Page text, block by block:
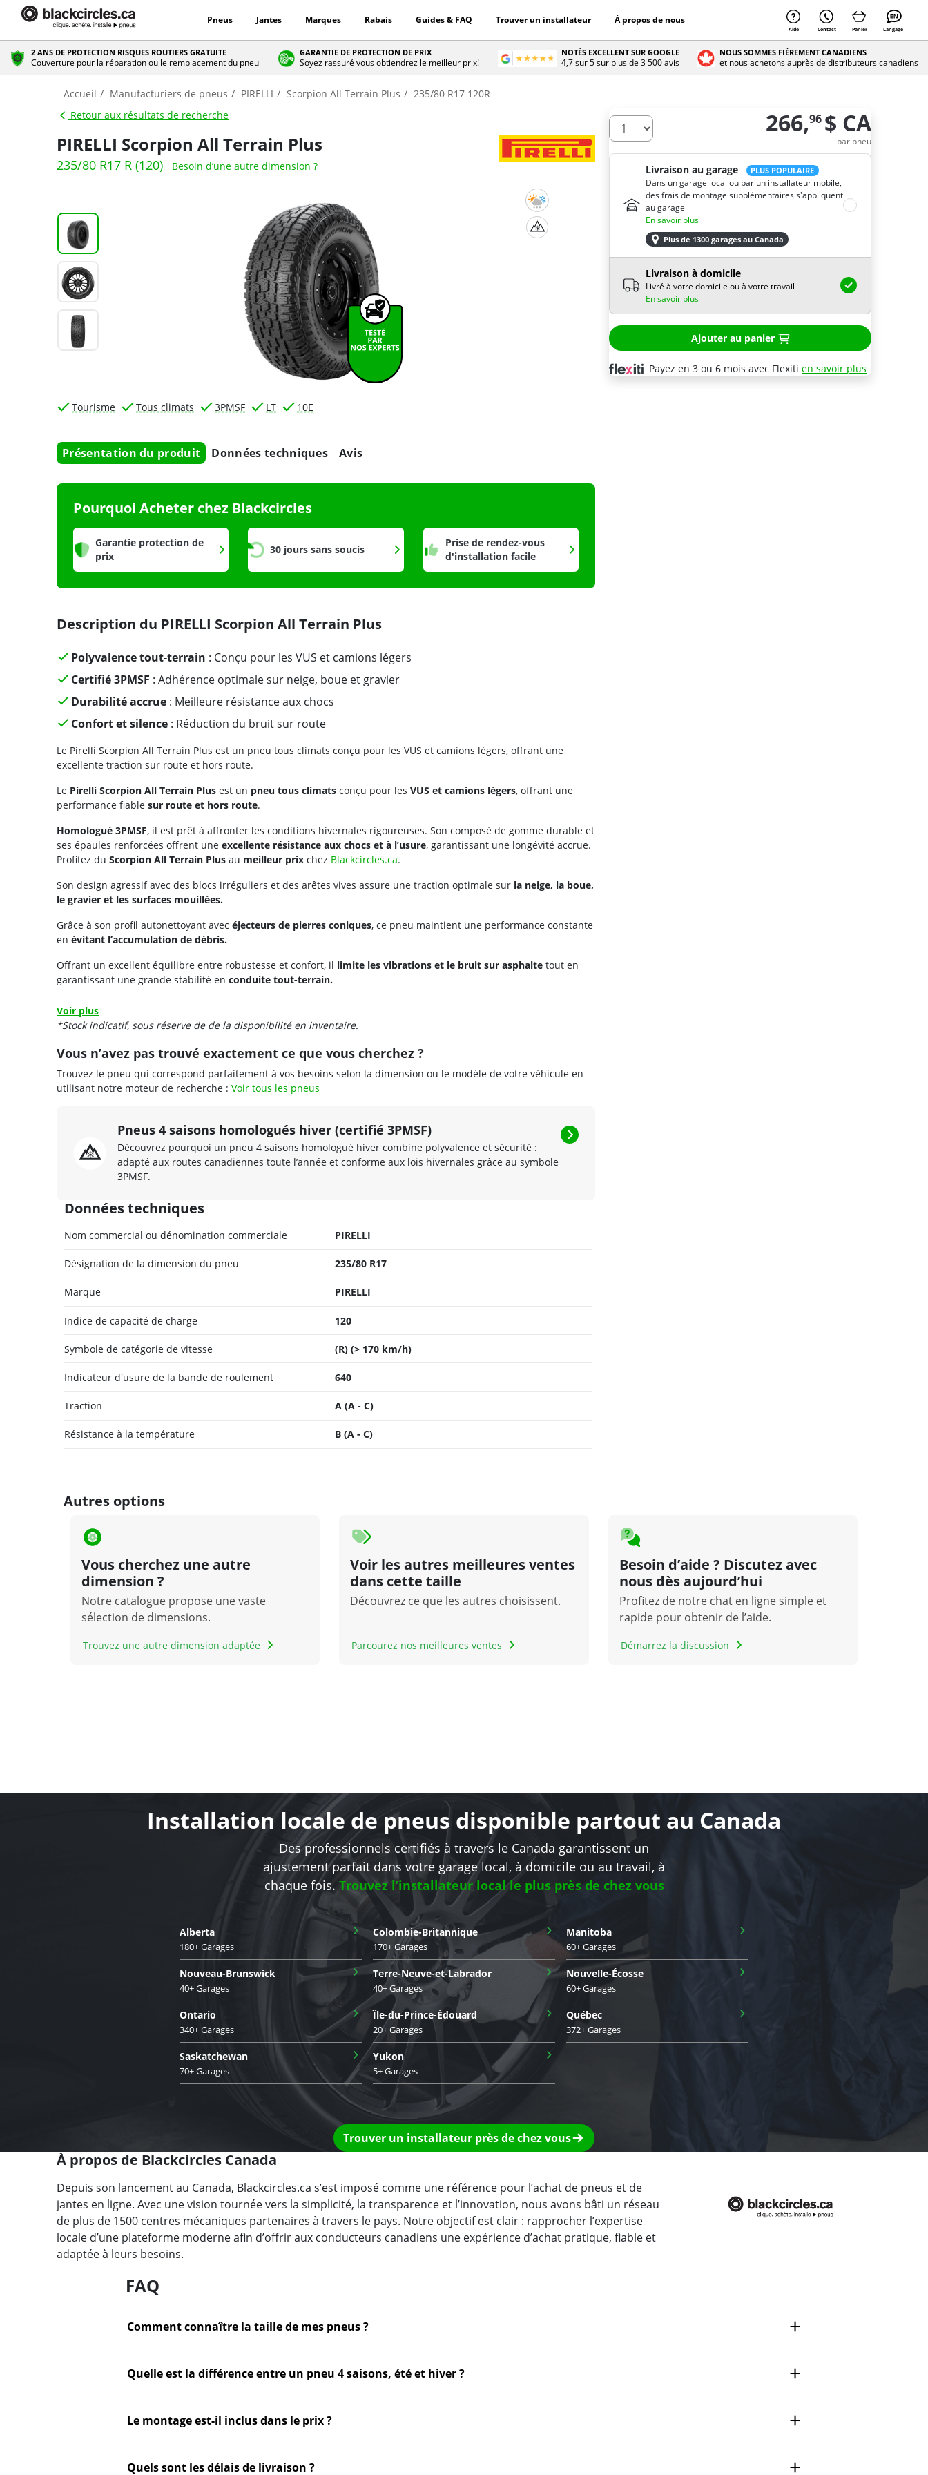
Pneus Jantes Marques Rabais Guides & FAQ Trouver un installateur À propos de nous
Aide Contact Panier Langage
2 ANS DE PROTECTION RISQUES ROUTIERS GRATUITE
Couverture pour la réparation ou le remplacement du pneu
GARANTIE DE PROTECTION DE PRIX
Soyez rassuré vous obtiendrez le meilleur prix!
NOTÉS EXCELLENT SUR GOOGLE
4,7 sur 5 sur plus de 3 500 avis
NOUS SOMMES FIÈREMENT CANADIENS
et nous achetons auprès de distributeurs canadiens
Accueil Manufacturiers de pneus PIRELLI Scorpion All Terrain Plus
235/80 R17 120R
Retour aux résultats de recherche
PIRELLI Scorpion All Terrain Plus
235/80 R17 R (120) Besoin d’une autre dimension ?
Tourisme Tous climats 3PMSF LT 10E
Présentation du produit Données techniques Avis
Pourquoi Acheter chez Blackcircles
Garantie protection de
prix
30 jours sans soucis
Prise de rendez-vous
d'installation facile
Description du PIRELLI Scorpion All Terrain Plus
Polyvalence tout-terrain : Conçu pour les VUS et camions légers
Certifié 3PMSF : Adhérence optimale sur neige, boue et gravier
Durabilité accrue: Meilleure résistance aux chocs
Confort et silence: Réduction du bruit sur route
Le Pirelli Scorpion All Terrain Plus est un pneu tous climats conçu pour les VUS et camions légers, offrant une
excellente traction sur route et hors route.
Le Pirelli Scorpion All Terrain Plus est un pneu tous climats conçu pour les VUS et camions légers, offrant une
performance fiable sur route et hors route.
Homologué 3PMSF, il est prêt à affronter les conditions hivernales rigoureuses. Son composé de gomme durable et
ses épaules renforcées offrent une excellente résistance aux chocs et à l’usure, garantissant une longévité accrue.
Profitez du Scorpion All Terrain Plus au meilleur prix chez Blackcircles.ca.
Son design agressif avec des blocs irréguliers et des arêtes vives assure une traction optimale sur la neige, la boue,
le gravier et les surfaces mouillées.
Grâce à son profil autonettoyant avec éjecteurs de pierres coniques, ce pneu maintient une performance constante
en évitant l’accumulation de débris.
Offrant un excellent équilibre entre robustesse et confort, il limite les vibrations et le bruit sur asphalte tout en
garantissant une grande stabilité en conduite tout-terrain.
Voir plus
*Stock indicatif, sous réserve de de la disponibilité en inventaire.
Vous n’avez pas trouvé exactement ce que vous cherchez ?
Trouvez le pneu qui correspond parfaitement à vos besoins selon la dimension ou le modèle de votre véhicule en
utilisant notre moteur de recherche : Voir tous les pneus
Pneus 4 saisons homologués hiver (certifié 3PMSF)
Découvrez pourquoi un pneu 4 saisons homologué hiver combine polyvalence et sécurité :
adapté aux routes canadiennes toute l’année et conforme aux lois hivernales grâce au symbole
3PMSF.
Données techniques
Nom commercial ou dénomination commerciale PIRELLI
Désignation de la dimension du pneu 235/80 R17
Marque PIRELLI
Indice de capacité de charge 120
Symbole de catégorie de vitesse (R) (> 170 km/h)
Indicateur d'usure de la bande de roulement 640
Traction A (A - C)
Résistance à la température B (A - C)
De combien de pneus avez-vous besoin ?
266,96 $ CA
par pneu
Livraison au garage PLUS POPULAIRE
Dans un garage local ou par un installateur mobile,
des frais de montage supplémentaires s'appliquent
au garage
En savoir plus
Plus de 1300 garages au Canada
Livraison à domicile
Livré à votre domicile ou à votre travail
En savoir plus
Ajouter au panier
Payez en 3 ou 6 mois avec Flexiti en savoir plus
Autres options
Vous cherchez une autre
dimension ?
Notre catalogue propose une vaste
sélection de dimensions.
Trouvez une autre dimension adaptée
Voir les autres meilleures ventes
dans cette taille
Découvrez ce que les autres choisissent.
Parcourez nos meilleures ventes
Besoin d’aide ? Discutez avec
nous dès aujourd’hui
Profitez de notre chat en ligne simple et
rapide pour obtenir de l’aide.
Démarrez la discussion
Installation locale de pneus disponible partout au Canada
Des professionnels certifiés à travers le Canada garantissent un
ajustement parfait dans votre garage local, à domicile ou au travail, à
chaque fois. Trouvez l’installateur local le plus près de chez vous
Alberta
180+ Garages
› Colombie-Britannique
170+ Garages
› Manitoba
60+ Garages
›
Nouveau-Brunswick
40+ Garages
› Terre-Neuve-et-Labrador
40+ Garages
› Nouvelle-Écosse
60+ Garages
›
Ontario
340+ Garages
› Île-du-Prince-Édouard
20+ Garages
› Québec
372+ Garages
›
Saskatchewan
70+ Garages
› Yukon
5+ Garages
›
Trouver un installateur près de chez vous
À propos de Blackcircles Canada
Depuis son lancement au Canada, Blackcircles.ca s’est imposé comme une référence pour l’achat de pneus et de
jantes en ligne. Avec une vision tournée vers la simplicité, la transparence et l’innovation, nous avons bâti un réseau
de plus de 1500 centres mécaniques partenaires à travers le pays. Notre objectif est clair : rapprocher l’expertise
locale d’une plateforme moderne afin d’offrir aux conducteurs canadiens une expérience d’achat pratique, fiable et
adaptée à leurs besoins.
FAQ
Comment connaître la taille de mes pneus ?
Quelle est la différence entre un pneu 4 saisons, été et hiver ?
Le montage est-il inclus dans le prix ?
Quels sont les délais de livraison ?